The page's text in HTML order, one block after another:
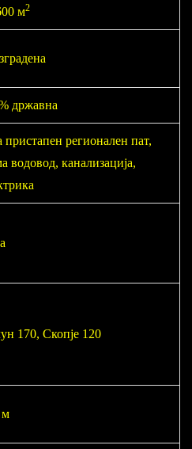
м2
државна
регионален пат,
водовод, канализација,
170, Скопје 120
м